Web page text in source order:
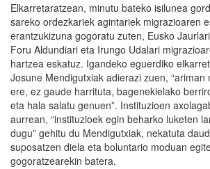
Elkarretaratzean, minutu bateko isilunea
sareko ordezkariek agintariek migrazioaren
erantzukizuna gogoratu zuten, Eusko
Foru Aldundiari eta Irungo Udalari
hartzea eskatuz. Igandeko eguerdiko
Josune Mendigutxiak adierazi zuen, “ariman
ere, ez gaude harrituta, bagenekielako
eta hala salatu genuen”. Instituzioen
aurrean, “instituzioek egin beharko luketen
dugu” gehitu du Mendigutxiak, nekatuta
suposatzen diela eta boluntario moduan
gogoratzearekin batera.